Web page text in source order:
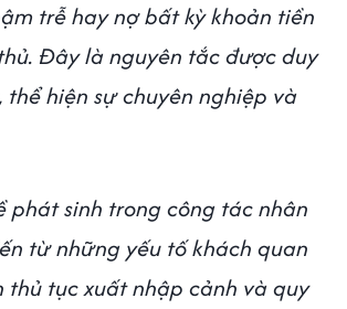
trễ hay nợ bất kỳ khoản tiền
Đây là nguyên tắc được duy
thể hiện sự chuyên nghiệp và
phát sinh trong công tác nhân
từ những yếu tố khách quan
thủ tục xuất nhập cảnh và quy